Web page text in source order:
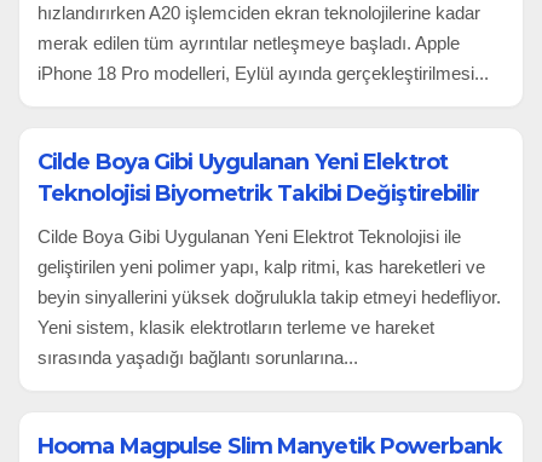
hızlandırırken A20 işlemciden ekran teknolojilerine kadar
merak edilen tüm ayrıntılar netleşmeye başladı. Apple
iPhone 18 Pro modelleri, Eylül ayında gerçekleştirilmesi...
Cilde Boya Gibi Uygulanan Yeni Elektrot
Teknolojisi Biyometrik Takibi Değiştirebilir
Cilde Boya Gibi Uygulanan Yeni Elektrot Teknolojisi ile
geliştirilen yeni polimer yapı, kalp ritmi, kas hareketleri ve
beyin sinyallerini yüksek doğrulukla takip etmeyi hedefliyor.
Yeni sistem, klasik elektrotların terleme ve hareket
sırasında yaşadığı bağlantı sorunlarına...
Hooma Magpulse Slim Manyetik Powerbank